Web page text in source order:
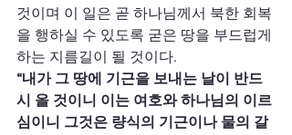
것이며 이 일은 곧 하나님께서 북한 회복
을 행하실 수 있도록 굳은 땅을 부드럽게
하는 지름길이 될 것이다.
“내가 그 땅에 기근을 보내는 날이 반드
시 올 것이니 이는 여호와 하나님의 이르
심이니 그것은 량식의 기근이나 물의 갈